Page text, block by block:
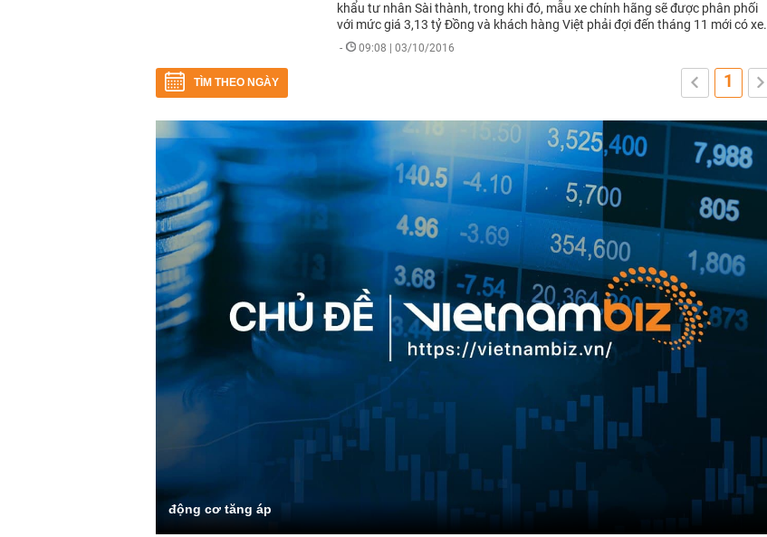
khẩu tư nhân Sài thành, trong khi đó, mẫu xe chính hãng sẽ được phân phối
với mức giá 3,13 tỷ Đồng và khách hàng Việt phải đợi đến tháng 11 mới có xe.
- 09:08 | 03/10/2016
TÌM THEO NGÀY 1
động cơ tăng áp